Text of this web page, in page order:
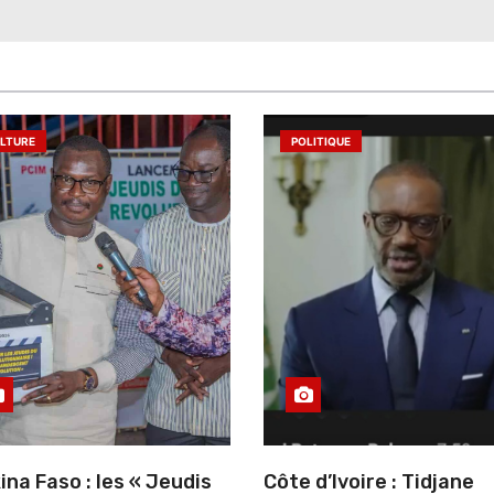
Faso : les « Jeudis
POLITIQUE
Côte d’Ivoire : Tidjane